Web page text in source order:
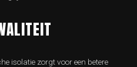
isolatie zorgt voor een betere